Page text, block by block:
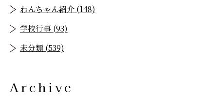
わんちゃん紹介 (148)
学校行事 (93)
未分類 (539)
Archive